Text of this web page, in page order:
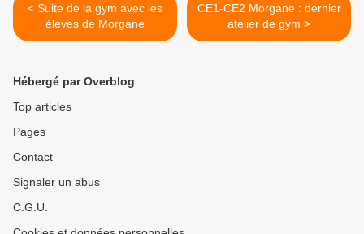
< Suite de la gym avec les
élèves de Morgane
CE1-CE2 Morgane : dernier
atelier de gym >
Hébergé par Overblog
Top articles
Pages
Contact
Signaler un abus
C.G.U.